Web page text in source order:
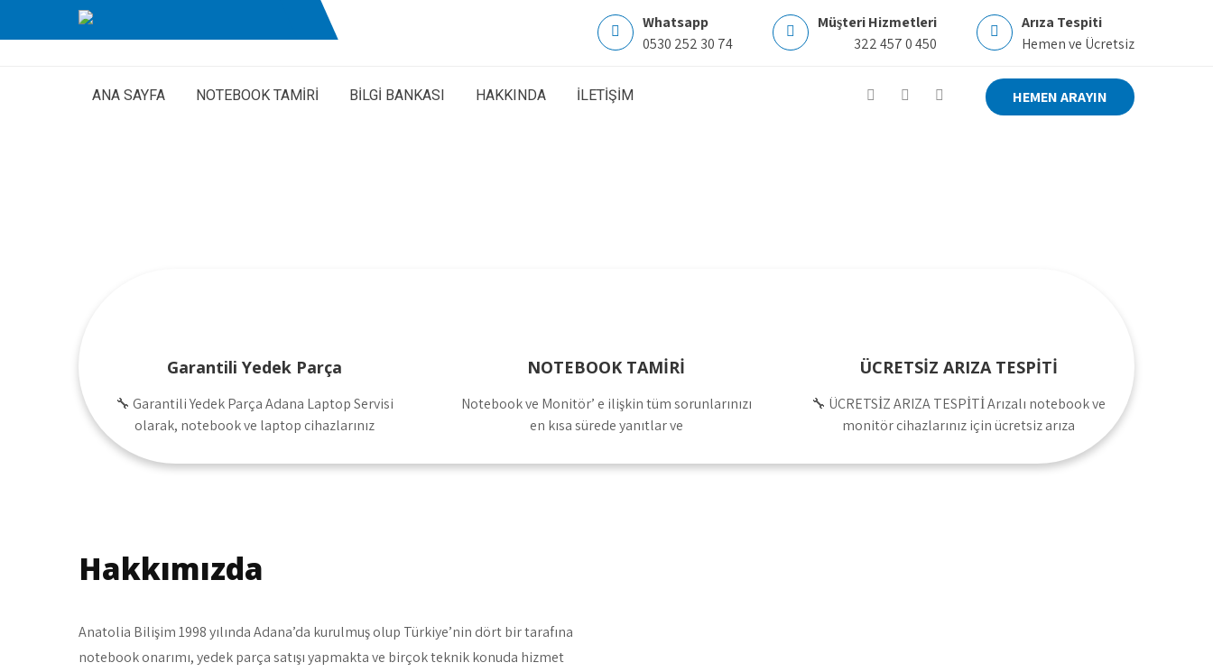
Whatsapp
0530 252 30 74
Müşteri Hizmetleri
322 457 0 450
Arıza Tespiti
Hemen ve Ücretsiz
ANA SAYFA NOTEBOOK TAMİRİ BİLGİ BANKASI HAKKINDA İLETİŞİM HEMEN ARAYIN
Garantili Yedek Parça
🔧 Garantili Yedek Parça Adana Laptop Servisi
olarak, notebook ve laptop cihazlarınız
NOTEBOOK TAMİRİ
Notebook ve Monitör’ e ilişkin tüm sorunlarınızı
en kısa sürede yanıtlar ve
ÜCRETSİZ ARIZA TESPİTİ
🔧 ÜCRETSİZ ARIZA TESPİTİ Arızalı notebook ve
monitör cihazlarınız için ücretsiz arıza
Hakkımızda
Anatolia Bilişim 1998 yılında Adana’da kurulmuş olup Türkiye’nin dört bir tarafına
notebook onarımı, yedek parça satışı yapmakta ve birçok teknik konuda hizmet